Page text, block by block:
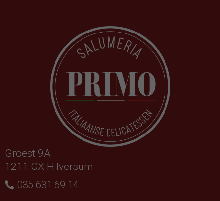
Groest 9A
1211 CX Hilversum
035 631 69 14